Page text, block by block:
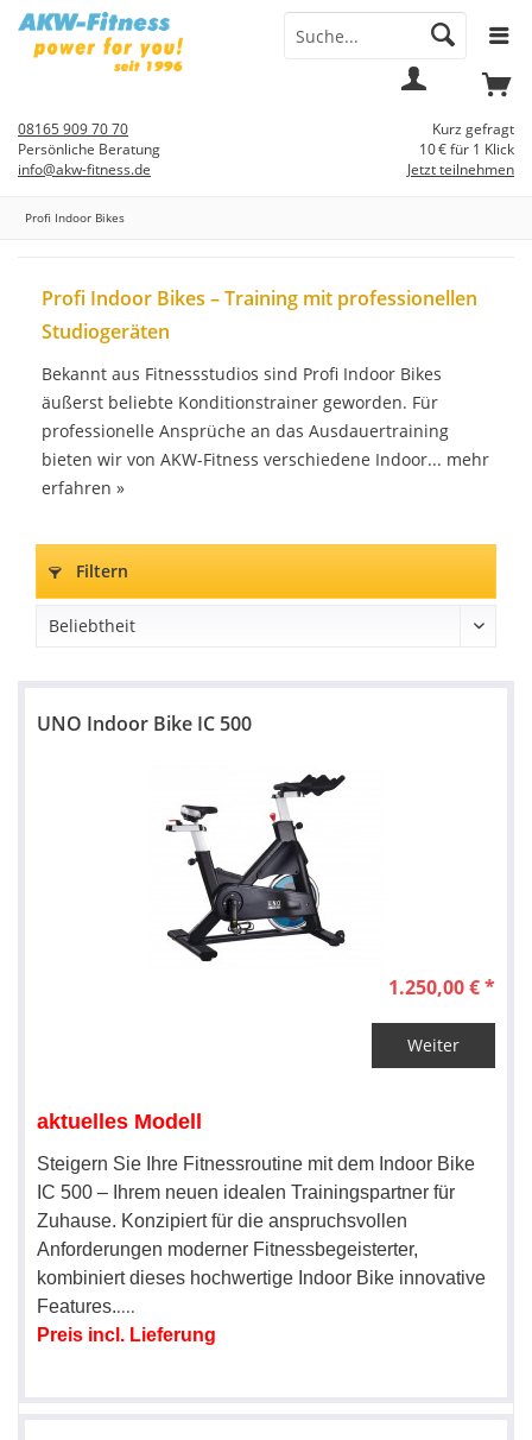
Kurz gefragt
10 € für 1 Klick
Jetzt teilnehmen
08165 909 70 70
Persönliche Beratung
info@akw-fitness.de
Profi Indoor Bikes
Profi Indoor Bikes – Training mit professionellen
Studiogeräten
Bekannt aus Fitnessstudios sind Profi Indoor Bikes
äußerst beliebte Konditionstrainer geworden. Für
professionelle Ansprüche an das Ausdauertraining
bieten wir von AKW-Fitness verschiedene Indoor... mehr
erfahren »
Filtern
UNO Indoor Bike IC 500
1.250,00 € *
Weiter
aktuelles Modell
Steigern Sie Ihre Fitnessroutine mit dem Indoor Bike
IC 500 – Ihrem neuen idealen Trainingspartner für
Zuhause. Konzipiert für die anspruchsvollen
Anforderungen moderner Fitnessbegeisterter,
kombiniert dieses hochwertige Indoor Bike innovative
Features.....
Preis incl. Lieferung